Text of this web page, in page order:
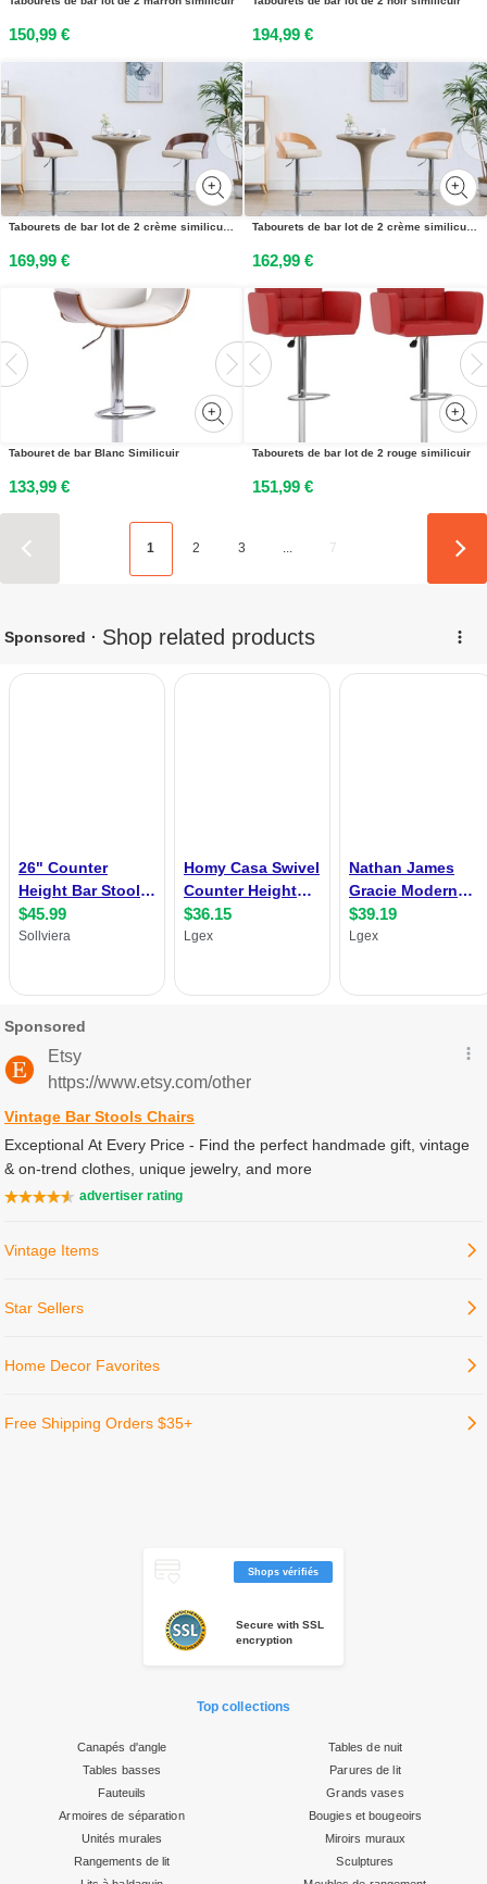
150,99 € 194,99 €
Tabourets de bar lot de 2 crème similicuir et bois courbé
169,99 €
Tabourets de bar lot de 2 crème similicuir et bois courbé
162,99 €
Tabouret de bar Blanc Similicuir
133,99 €
Tabourets de bar lot de 2 rouge similicuir
151,99 €
1 2 3 ... 7
Shops vérifiés
Secure with SSL
encryption
Top collections
Canapés d'angle
Tables basses
Fauteuils
Armoires de séparation
Unités murales
Rangements de lit
Tables de nuit
Parures de lit
Grands vases
Bougies et bougeoirs
Miroirs muraux
Sculptures